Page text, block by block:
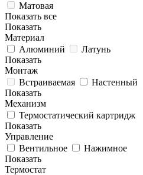
Матовая
Показать все
Показать
Материал
Алюминий
Латунь
Показать
Монтаж
Встраиваемая
Настенный
Показать
Механизм
Термостатический картридж
Показать
Управление
Вентильное
Нажимное
Показать
Термостат